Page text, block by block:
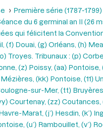
Première série (1787-1799)
du 6 germinal an II (26
qui félicitent la
Douai, (g) Orléans, (h)
Troyes. Tribunaux : (p)
(z) Poissy, (aa)
(kk) Pontoise,
sur-Mer, (tt)
(zz) Coutances,
Marat, (j’) Hesdin, (k’)
(u’) Rambouillet, (v’)